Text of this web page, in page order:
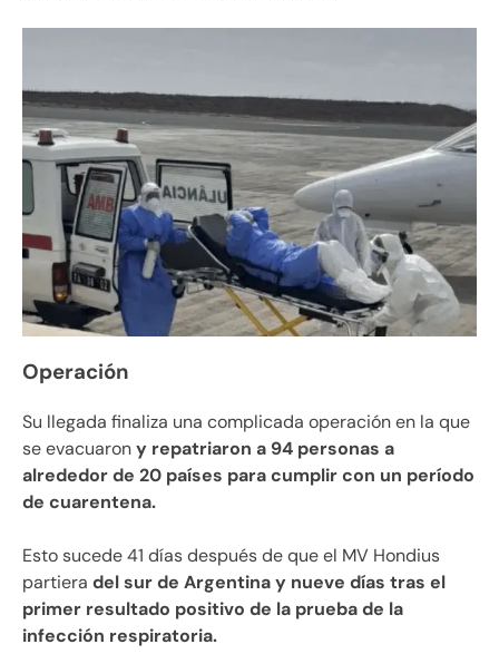
Operación
Su llegada finaliza una complicada operación en la que
se evacuarony repatriaron a 94 personas a
alrededor de 20 países para cumplir con un período
de cuarentena.
Esto sucede 41 días después de que el MV Hondius
partiera del sur de Argentina y nueve días tras el
primer resultado positivo de la prueba de la
infección respiratoria.